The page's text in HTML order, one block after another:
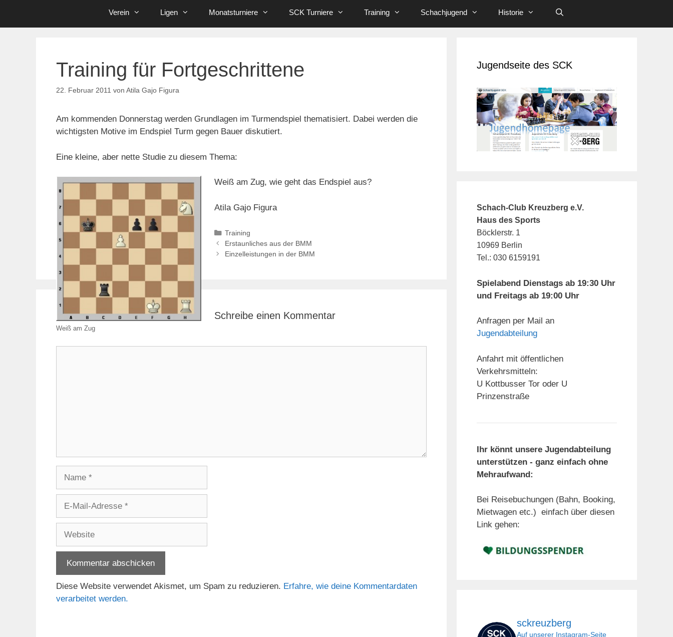
Verein Ligen Monatsturniere SCK Turniere Training Schachjugend Historie
Training für Fortgeschrittene
22. Februar 2011 von Atila Gajo Figura
Am kommenden Donnerstag werden Grundlagen im Turmendspiel thematisiert. Dabei werden die
wichtigsten Motive im Endspiel Turm gegen Bauer diskutiert.
Eine kleine, aber nette Studie zu diesem Thema:
Weiß am Zug
Weiß am Zug, wie geht das Endspiel aus?
Atila Gajo Figura
Kategorien
Training
Erstaunliches aus der BMM
Einzelleistungen in der BMM
Schreibe einen Kommentar
Adresse
Diese Website verwendet Akismet, um Spam zu reduzieren. Erfahre, wie deine Kommentardaten
verarbeitet werden.
Jugendseite des SCK
Schach-Club Kreuzberg e.V.
Haus des Sports
Böcklerstr. 1
10969 Berlin
Tel.: 030 6159191
Spielabend Dienstags ab 19:30 Uhr
und Freitags ab 19:00 Uhr
Anfragen per Mail an
Jugendabteilung
Anfahrt mit öffentlichen
Verkehrsmitteln:
U Kottbusser Tor oder U
Prinzenstraße
Ihr könnt unsere Jugendabteilung
unterstützen - ganz einfach ohne
Mehraufwand:
Bei Reisebuchungen (Bahn, Booking,
Mietwagen etc.) einfach über diesen
Link gehen:
sckreuzberg
Auf unserer Instagram-Seite